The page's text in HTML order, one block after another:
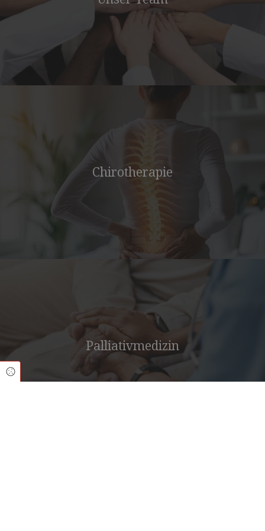
Chirotherapie
Palliativmedizin
Cookie Einstellungen